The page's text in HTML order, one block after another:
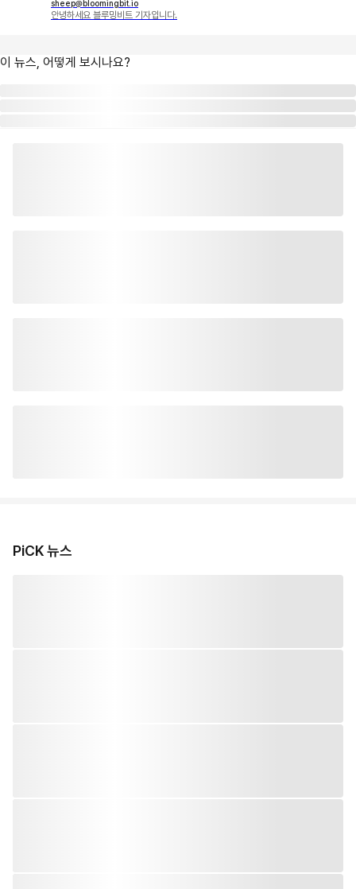
sheep@bloomingbit.io
안녕하세요 블루밍비트 기자입니다.
이 뉴스, 어떻게 보시나요?
PiCK 뉴스